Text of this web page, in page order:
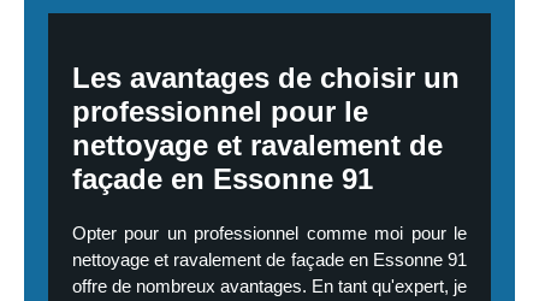
Les avantages de choisir un
professionnel pour le
nettoyage et ravalement de
façade en Essonne 91
Opter pour un professionnel comme moi pour le
nettoyage et ravalement de façade en Essonne 91
offre de nombreux avantages. En tant qu'expert, je